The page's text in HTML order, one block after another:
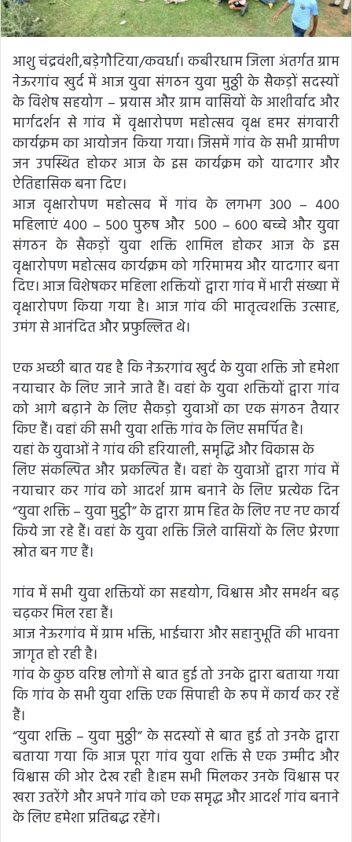
आशु चंद्रवंशी,बड़ेगौटिया/कवर्धा। कबीरधाम जिला अंतर्गत ग्राम
नेऊरगांव खुर्द में आज युवा संगठन युवा मुठ्ठी के सैकड़ों सदस्यों
के विशेष सहयोग – प्रयास और ग्राम वासियों के आशीर्वाद और
मार्गदर्शन से गांव में वृक्षारोपण महोत्सव वृक्ष हमर संगवारी
कार्यक्रम का आयोजन किया गया। जिसमें गांव के सभी ग्रामीण
जन उपस्थित होकर आज के इस कार्यक्रम को यादगार और
ऐतिहासिक बना दिए।
आज वृक्षारोपण महोत्सव में गांव के लगभग 300 – 400
महिलाएं 400 – 500 पुरुष और 500 – 600 बच्चे और युवा
संगठन के सैकड़ों युवा शक्ति शामिल होकर आज के इस
वृक्षारोपण महोत्सव कार्यक्रम को गरिमामय और यादगार बना
दिए। आज विशेषकर महिला शक्तियों द्वारा गांव में भारी संख्या में
वृक्षारोपण किया गया है। आज गांव की मातृत्वशक्ति उत्साह,
उमंग से आनंदित और प्रफुल्लित थे।
एक अच्छी बात यह है कि नेऊरगांव खुर्द के युवा शक्ति जो हमेशा
नयाचार के लिए जाने जाते हैं। वहां के युवा शक्तियों द्वारा गांव
को आगे बढ़ाने के लिए सैकड़ो युवाओं का एक संगठन तैयार
किए हैं। वहां की सभी युवा शक्ति गांव के लिए समर्पित है।
यहां के युवाओं ने गांव की हरियाली, समृद्धि और विकास के
लिए संकल्पित और प्रकल्पित हैं। वहां के युवाओं द्वारा गांव में
नयाचार कर गांव को आदर्श ग्राम बनाने के लिए प्रत्येक दिन
“युवा शक्ति – युवा मुट्ठी” के द्वारा ग्राम हित के लिए नए नए कार्य
किये जा रहे हैं। वहां के युवा शक्ति जिले वासियों के लिए प्रेरणा
स्रोत बन गए हैं।
गांव में सभी युवा शक्तियों का सहयोग, विश्वास और समर्थन बढ़
चढ़कर मिल रहा हैं।
आज नेऊरगांव में ग्राम भक्ति, भाईचारा और सहानुभूति की भावना
जागृत हो रही है।
गांव के कुछ वरिष्ठ लोगों से बात हुई तो उनके द्वारा बताया गया
कि गांव के सभी युवा शक्ति एक सिपाही के रूप में कार्य कर रहें
हैं।
“युवा शक्ति – युवा मुठ्ठी” के सदस्यों से बात हुई तो उनके द्वारा
बताया गया कि आज पूरा गांव युवा शक्ति से एक उम्मीद और
विश्वास की ओर देख रही है।हम सभी मिलकर उनके विश्वास पर
खरा उतरेंगे और अपने गांव को एक समृद्ध और आदर्श गांव बनाने
के लिए हमेशा प्रतिबद्ध रहेंगे।